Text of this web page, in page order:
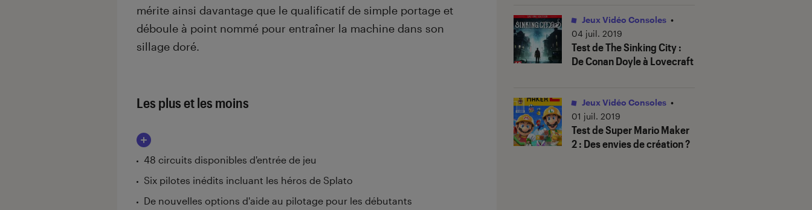
mérite ainsi davantage que le qualificatif de simple portage et
déboule à point nommé pour entraîner la machine dans son
sillage doré.
Les plus et les moins
48 circuits disponibles d'entrée de jeu
Six pilotes inédits incluant les héros de Splato
De nouvelles options d'aide au pilotage pour les débutants
Test de The Sinking City :
De Conan Doyle à Lovecraft
Jeux Vidéo Consoles •
04 juil. 2019
Test de Super Mario Maker
2 : Des envies de création ?
Jeux Vidéo Consoles •
01 juil. 2019